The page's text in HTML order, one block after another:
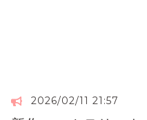
2026/02/11 21:57